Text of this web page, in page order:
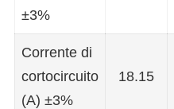
±3%
Corrente di
cortocircuito
(A) ±3%
18.15